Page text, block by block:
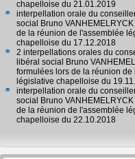
chapelloise du 21.01.2019
interpellation orale du
social Bruno
de la réunion de l'assemblée
chapelloise du 17.12.2018
2 interpellations orales du
libéral social Bruno
formulées lors de la réunion de
législative chapelloise du
interpellation orale du
social Bruno
de la réunion de l'assemblée
chapelloise du 22.10.2018